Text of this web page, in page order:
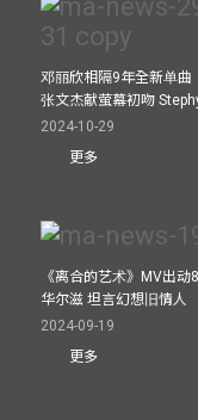
邓丽欣相隔9年全新单曲
张文杰献萤幕初吻
2024-10-29
更多
《离合的艺术》MV出
华尔滋 坦言幻想旧情人
2024-09-19
更多